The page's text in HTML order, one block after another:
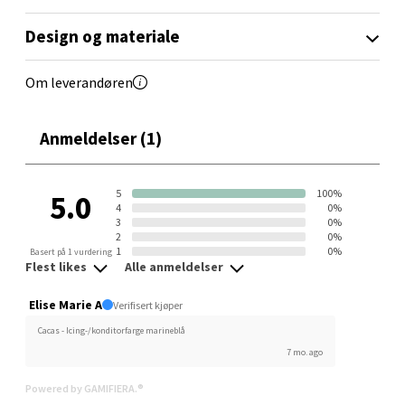
Design og materiale
Om leverandøren
Anmeldelser (1)
5.0
Basert på 1 vurdering
5
100%
4
0%
3
0%
2
0%
1
0%
Flest likes Alle anmeldelser
Elise Marie A Verifisert kjøper
Cacas - Icing-/konditorfarge marineblå
7 mo. ago
Powered by GAMIFIERA.®
Orkanger - Thon Senter Orkanger
Thon Senter Orkanger, Orkdalsveien 113, 7300
0 i butikk
Velg
Sandvika - Thon Senter Sandvika
Brodtkorbsgate 7, 1338 Sandvika